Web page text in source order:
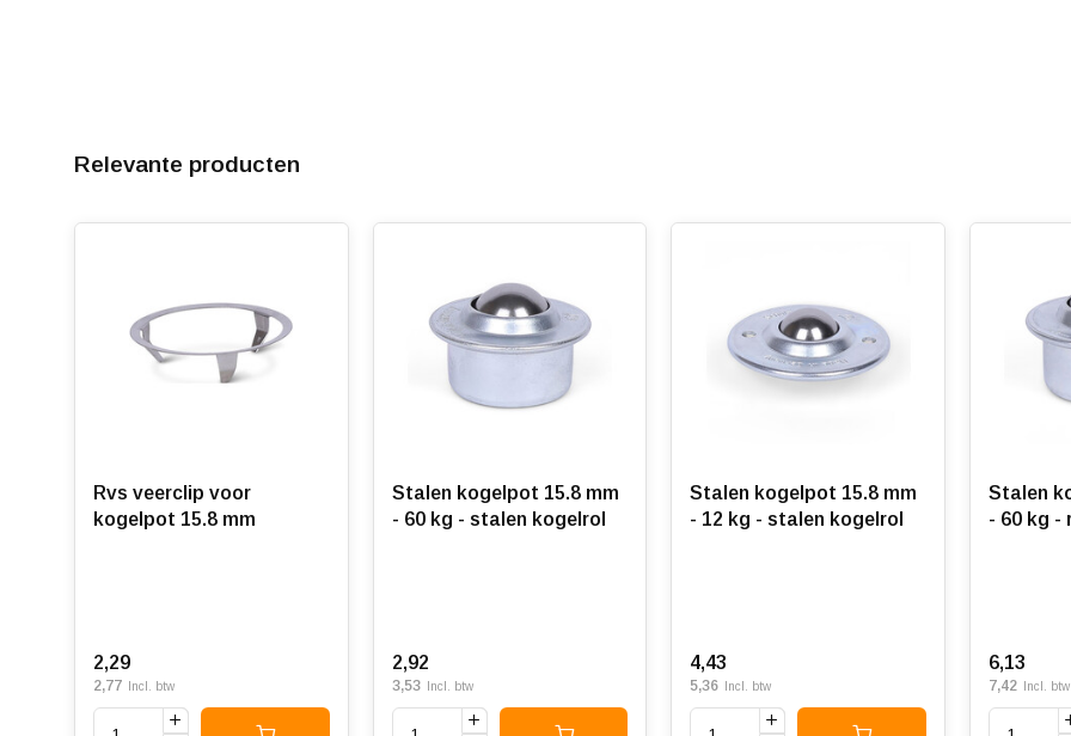
Relevante producten
Rvs veerclip voor
kogelpot 15.8 mm
2,29
2,77 Incl. btw
Stalen kogelpot 15.8 mm
- 60 kg - stalen kogelrol
2,92
3,53 Incl. btw
Stalen kogelpot 15.8 mm
- 12 kg - stalen kogelrol
4,43
5,36 Incl. btw
Stalen
- 60 kg -
6,13
7,42 Incl. btw